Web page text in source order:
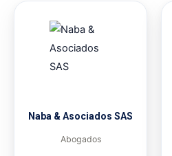
Naba & Asociados SAS
Abogados